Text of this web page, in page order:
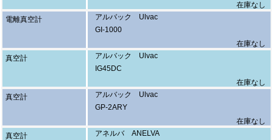
在庫なし
電離真空計
アルバック Ulvac
GI-1000
在庫なし
真空計
アルバック Ulvac
IG45DC
在庫なし
真空計
アルバック Ulvac
GP-2ARY
在庫なし
真空計
アネルバ ANELVA